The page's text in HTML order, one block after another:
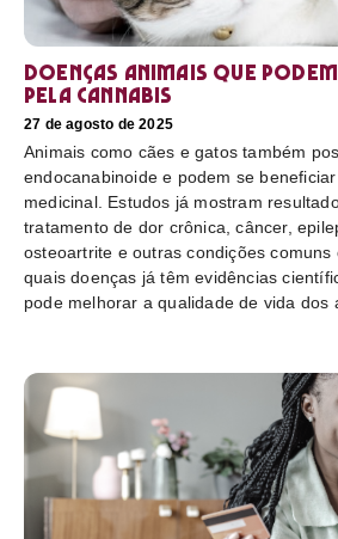
Doenças animais que
pela cannabis
27 de agosto de 2025
Animais como cães e gatos também
endocanabinoide e podem se
medicinal. Estudos já mostram
tratamento de dor crônica, câncer,
osteoartrite e outras condições comuns
quais doenças já têm evidências
pode melhorar a qualidade de vida dos